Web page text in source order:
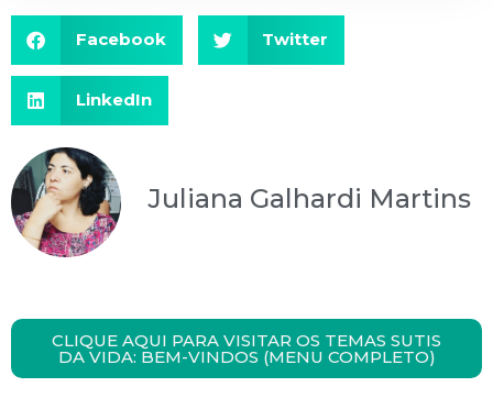
Facebook Twitter
LinkedIn
Juliana Galhardi Martins
CLIQUE AQUI PARA VISITAR OS TEMAS SUTIS
DA VIDA: BEM-VINDOS (MENU COMPLETO)